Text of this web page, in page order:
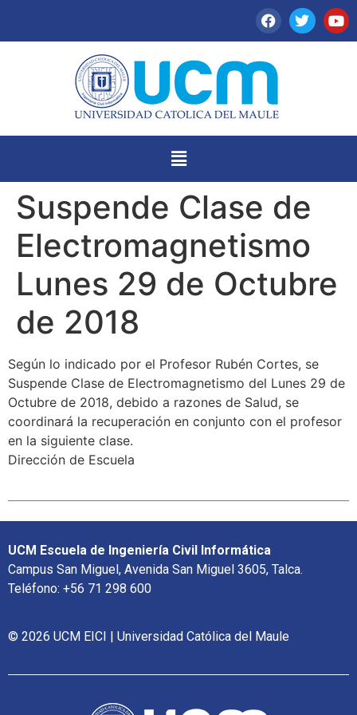
Suspende Clase de
Electromagnetismo
Lunes 29 de Octubre
de 2018
Según lo indicado por el Profesor Rubén Cortes, se
Suspende Clase de Electromagnetismo del Lunes 29 de
Octubre de 2018, debido a razones de Salud, se
coordinará la recuperación en conjunto con el profesor
en la siguiente clase.
Dirección de Escuela
UCM Escuela de Ingeniería Civil Informática
Campus San Miguel, Avenida San Miguel 3605, Talca.
Teléfono: +56 71 298 600
© 2026 UCM EICI | Universidad Católica del Maule